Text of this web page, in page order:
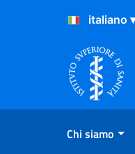
Salta al Contenuto
Salta al Footer
Chi siamo